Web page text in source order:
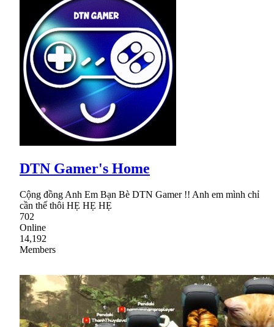
DTN Gamer's Home
Cộng đồng Anh Em Bạn Bè DTN Gamer !! Anh em mình chỉ
cần thế thôi HẸ HẸ HẸ
702
Online
14,192
Members